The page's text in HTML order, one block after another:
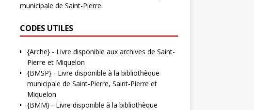
municipale de Saint-Pierre.
CODES UTILES
{Arche}- Livre disponible aux archives de Saint-
Pierre et Miquelon
{BMSP}- Livre disponible à la bibliothèque
municipale de Saint-Pierre, Saint-Pierre et
Miquelon
{BMM}- Livre disponible à la bibliothèque